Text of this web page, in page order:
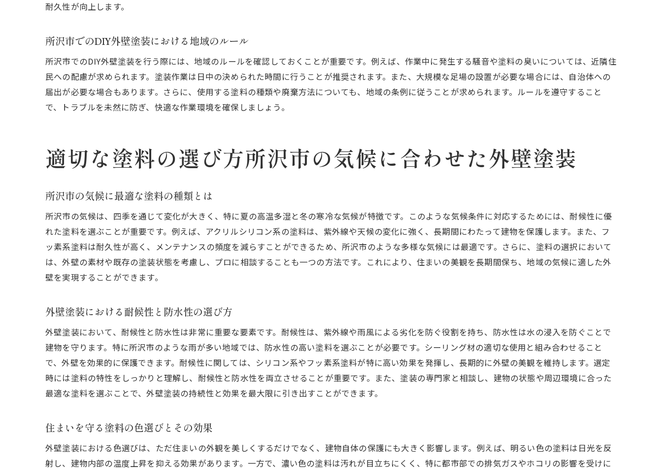
地域の気候に応じた保護効果の実例
長持ちする外壁を実現するための秘訣
所沢市での外壁塗装DIYよくある質問とその回答
DIY外壁塗装に関するよくある疑問と解答
所沢市の気候に適した塗料についてのQ&A
施工時期や季節に関するFAQ
DIY外壁塗装に必要な資格や許可について
所沢市の外壁塗装で知っておくべき地域情報
気候に合わせた外壁塗装での工夫点
地域の建築スタイルにマッチした塗装デザイン
所沢市特有の外壁トラブルとその対策
耐久性が向上します。
所沢市でのDIY外壁塗装における地域のルール
所沢市でのDIY外壁塗装を行う際には、地域のルールを確認しておくことが重要です。例えば、作業中に発生する騒音や塗料の臭いについては、近隣住
民への配慮が求められます。塗装作業は日中の決められた時間に行うことが推奨されます。また、大規模な足場の設置が必要な場合には、自治体への
届出が必要な場合もあります。さらに、使用する塗料の種類や廃棄方法についても、地域の条例に従うことが求められます。ルールを遵守すること
で、トラブルを未然に防ぎ、快適な作業環境を確保しましょう。
適切な塗料の選び方所沢市の気候に合わせた外壁塗装
所沢市の気候に最適な塗料の種類とは
所沢市の気候は、四季を通じて変化が大きく、特に夏の高温多湿と冬の寒冷な気候が特徴です。このような気候条件に対応するためには、耐候性に優
れた塗料を選ぶことが重要です。例えば、アクリルシリコン系の塗料は、紫外線や天候の変化に強く、長期間にわたって建物を保護します。また、フ
ッ素系塗料は耐久性が高く、メンテナンスの頻度を減らすことができるため、所沢市のような多様な気候には最適です。さらに、塗料の選択において
は、外壁の素材や既存の塗装状態を考慮し、プロに相談することも一つの方法です。これにより、住まいの美観を長期間保ち、地域の気候に適した外
壁を実現することができます。
外壁塗装における耐候性と防水性の選び方
外壁塗装において、耐候性と防水性は非常に重要な要素です。耐候性は、紫外線や雨風による劣化を防ぐ役割を持ち、防水性は水の浸入を防ぐことで
建物を守ります。特に所沢市のような雨が多い地域では、防水性の高い塗料を選ぶことが必要です。シーリング材の適切な使用と組み合わせること
で、外壁を効果的に保護できます。耐候性に関しては、シリコン系やフッ素系塗料が特に高い効果を発揮し、長期的に外壁の美観を維持します。選定
時には塗料の特性をしっかりと理解し、耐候性と防水性を両立させることが重要です。また、塗装の専門家と相談し、建物の状態や周辺環境に合った
最適な塗料を選ぶことで、外壁塗装の持続性と効果を最大限に引き出すことができます。
住まいを守る塗料の色選びとその効果
外壁塗装における色選びは、ただ住まいの外観を美しくするだけでなく、建物自体の保護にも大きく影響します。例えば、明るい色の塗料は日光を反
射し、建物内部の温度上昇を抑える効果があります。一方で、濃い色の塗料は汚れが目立ちにくく、特に都市部での排気ガスやホコリの影響を受けに